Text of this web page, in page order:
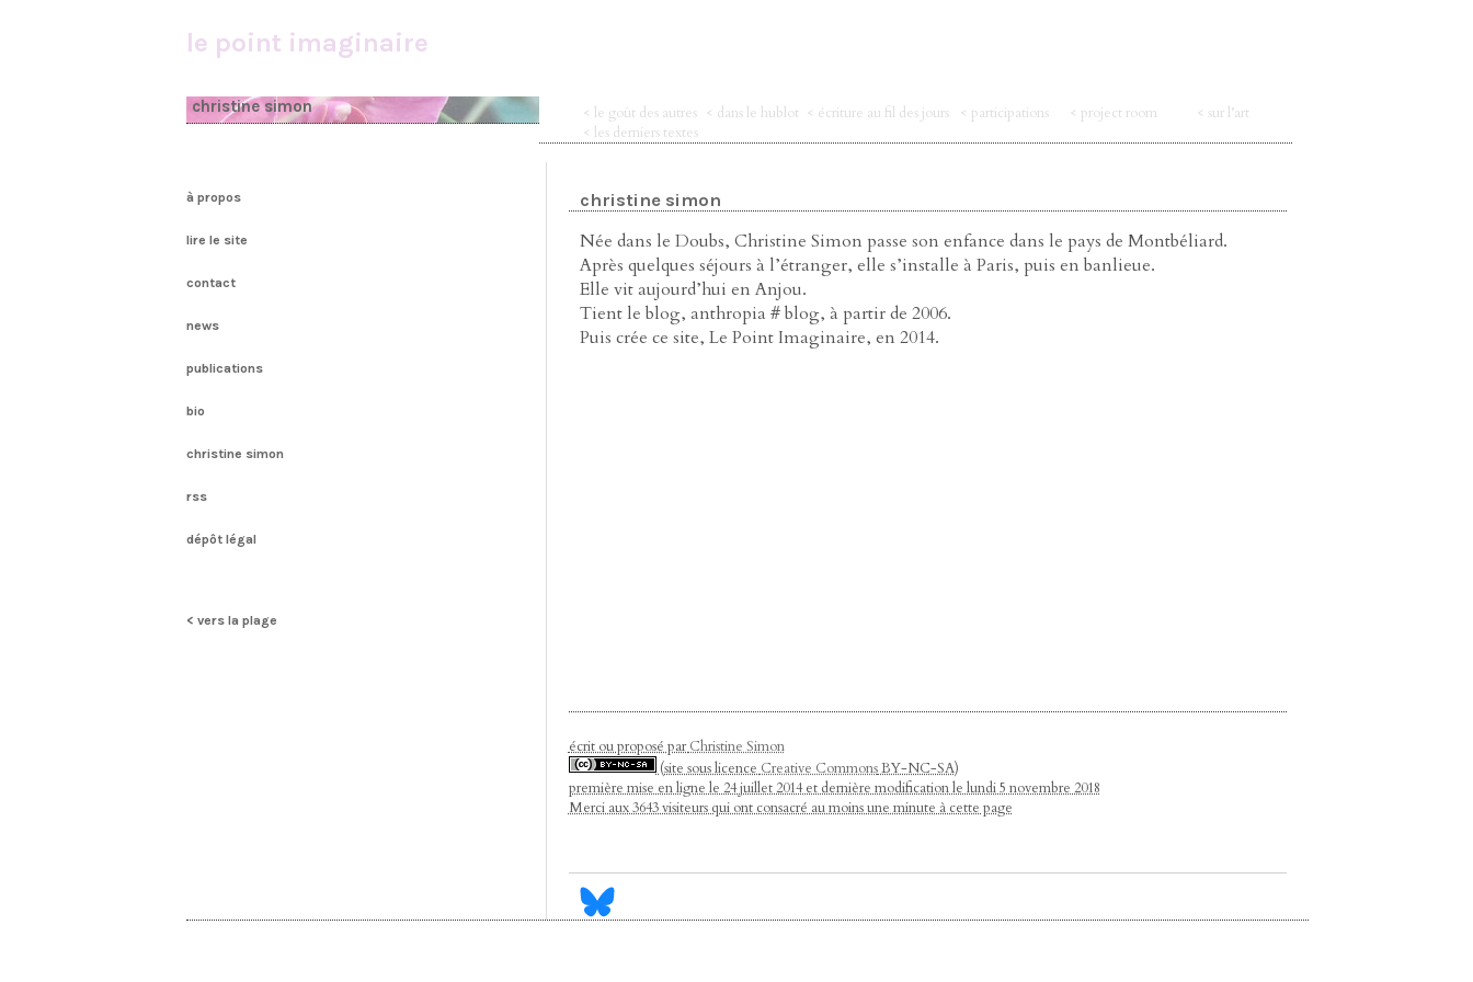
le point imaginaire
christine simon < le goût des autres < dans le hublot < écriture au fil des jours < participations < project room
< sur l’art
< les derniers textes
à propos
lire le site
contact
news
publications
bio
christine simon
rss
dépôt légal
< vers la plage
christine simon
Née dans le Doubs, Christine Simon passe son enfance dans le pays de Montbéliard.
Après quelques séjours à l’étranger, elle s’installe à Paris, puis en banlieue.
Elle vit aujourd’hui en Anjou.
Tient le blog, anthropia # blog, à partir de 2006.
Puis crée ce site, Le Point Imaginaire, en 2014.
écrit ou proposé parChristine Simon
(site sous licence Creative CommonsBY-NC-SA)
première mise en ligne le 24 juillet 2014 et dernière modification le lundi 5 novembre 2018
Merci aux 3643 visiteurs qui ont consacré au moins une minute à cette page